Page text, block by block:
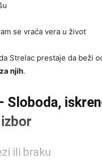
se vraća vera u život
Strelac prestaje da beži
njih.
Sloboda,
ili braku